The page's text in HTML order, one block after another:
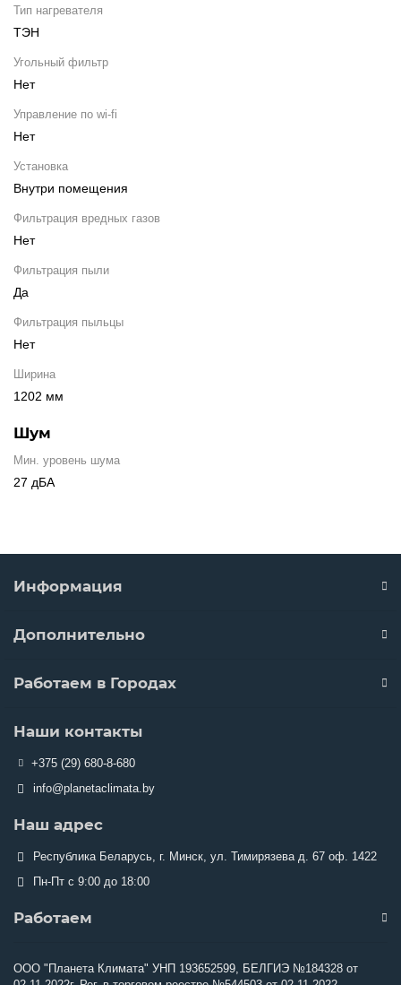
Тип нагревателя
ТЭН
Угольный фильтр
Нет
Управление по wi-fi
Нет
Установка
Внутри помещения
Фильтрация вредных газов
Нет
Фильтрация пыли
Да
Фильтрация пыльцы
Нет
Ширина
1202 мм
Шум
Мин. уровень шума
27 дБА
Информация
Дополнительно
Работаем в Городах
Наши контакты
+375 (29) 680-8-680
info@planetaclimata.by
Наш адрес
Республика Беларусь, г. Минск, ул. Тимирязева д. 67 оф. 1422
Пн-Пт с 9:00 до 18:00
Работаем
ООО "Планета Климата" УНП 193652599, БЕЛГИЭ №184328 от